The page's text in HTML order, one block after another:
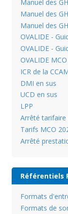
Manuel des
Manuel des
Manuel des
OVALIDE -
OVALIDE -
OVALIDE
ICR de la
DMI en sus
UCD en sus
LPP
Arrêté tarifaire
Tarifs MCO
Arrêté
Référentiels
Formats
Formats de